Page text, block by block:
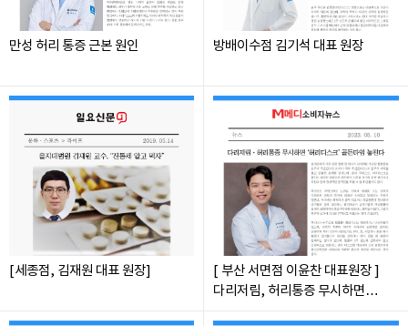
만성 허리 통증 근본 원인 방배이수점 김기석 대표 원장
[세종점, 김재원 대표 원장]
[ 부산 서면점 이윤찬 대표원장 ]
다리저림, 허리통증 무시하면